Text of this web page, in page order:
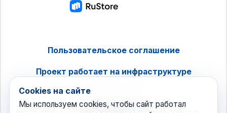
Пользовательское соглашение
Проект работает на инфраструктуре
Cookies на сайте
Мы используем cookies, чтобы сайт работал